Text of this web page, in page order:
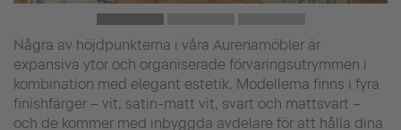
Några av höjdpunkterna i våra Aurenamöbler är
expansiva ytor och organiserade förvaringsutrymmen i
kombination med elegant estetik. Modellerna finns i fyra
finishfärger – vit, satin-matt vit, svart och mattsvart –
och de kommer med inbyggda avdelare för att hålla dina